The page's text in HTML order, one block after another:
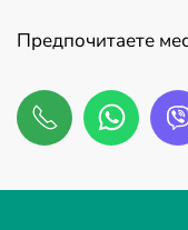
Предпочитаете